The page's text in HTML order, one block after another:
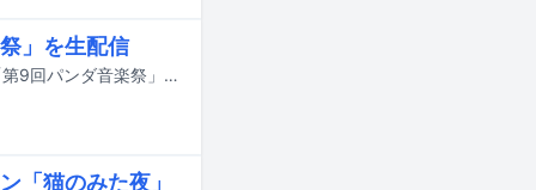
」を生配信
5月23日に東京・上野恩賜公園 野外ステージで開催予定だったライブイベント「第9回パンダ音楽祭」を「おうちでパンダ音楽祭」と題した無観客ライブに変更することが発表された。
「猫のみた夜」